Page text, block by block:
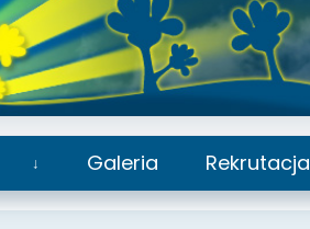
Rozwiń
podmenu
Galeria Rekrutacja